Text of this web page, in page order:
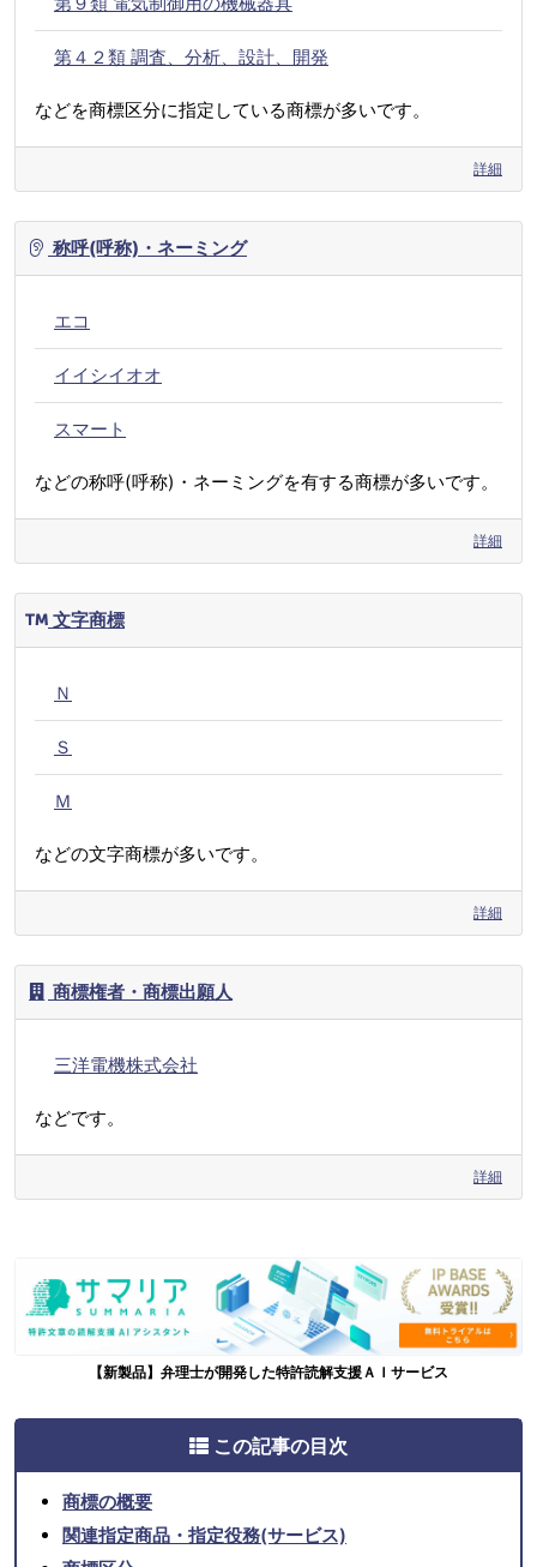
第４２類 調査、分析、設計、開発
などを商標区分に指定している商標が多いです。
詳細
称呼(呼称)・ネーミング
エコ
イイシイオオ
スマート
などの称呼(呼称)・ネーミングを有する商標が多いです。
詳細
文字商標
Ｎ
Ｓ
Ｍ
などの文字商標が多いです。
詳細
商標権者・商標出願人
三洋電機株式会社
などです。
詳細
【新製品】弁理士が開発した特許読解支援ＡＩサービス
この記事の目次
商標の概要
関連指定商品・指定役務(サービス)